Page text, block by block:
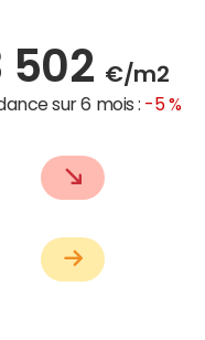
502 €/m2
sur 6 mois : -5 %